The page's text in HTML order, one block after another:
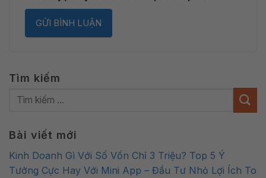
Tìm kiếm
Bài viết mới
Kinh Doanh Gì Với Số Vốn Chỉ 3 Triệu? Top 5 Ý
Tưởng Cực Hay Với Mini App – Đầu Tư Nhỏ Lợi Ích To